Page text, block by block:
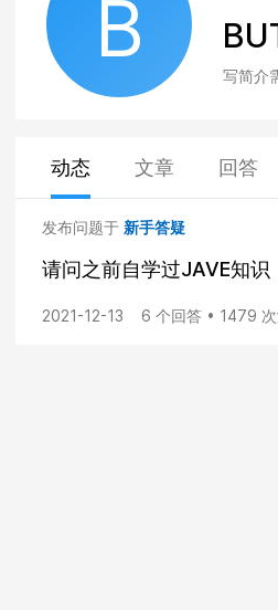
B
写简介
动态 文章 回答
发布问题于 新手答疑
请问之前自学过JAVE知
2021-12-13 6 个回答 • 1479